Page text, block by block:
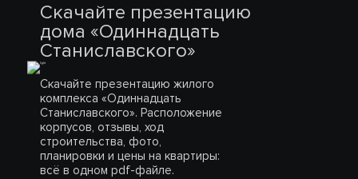
Скачайте презентацию
дома «Одиннадцать
Станиславского»
Скачайте презентацию жилого
комплекса «Одиннадцать
Станиславского». Расположение
корпусов, отзывы, ход
строительства, фото,
планировки и цены на квартиры:
всё в одном pdf-файле.